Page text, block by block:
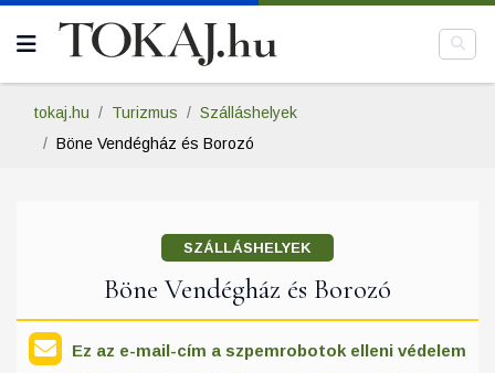
tokaj.hu Turizmus
Szálláshelyek
Böne Vendégház és Borozó
SZÁLLÁSHELYEK
Böne Vendégház és Borozó
Ez az e-mail-cím a szpemrobotok elleni védelem